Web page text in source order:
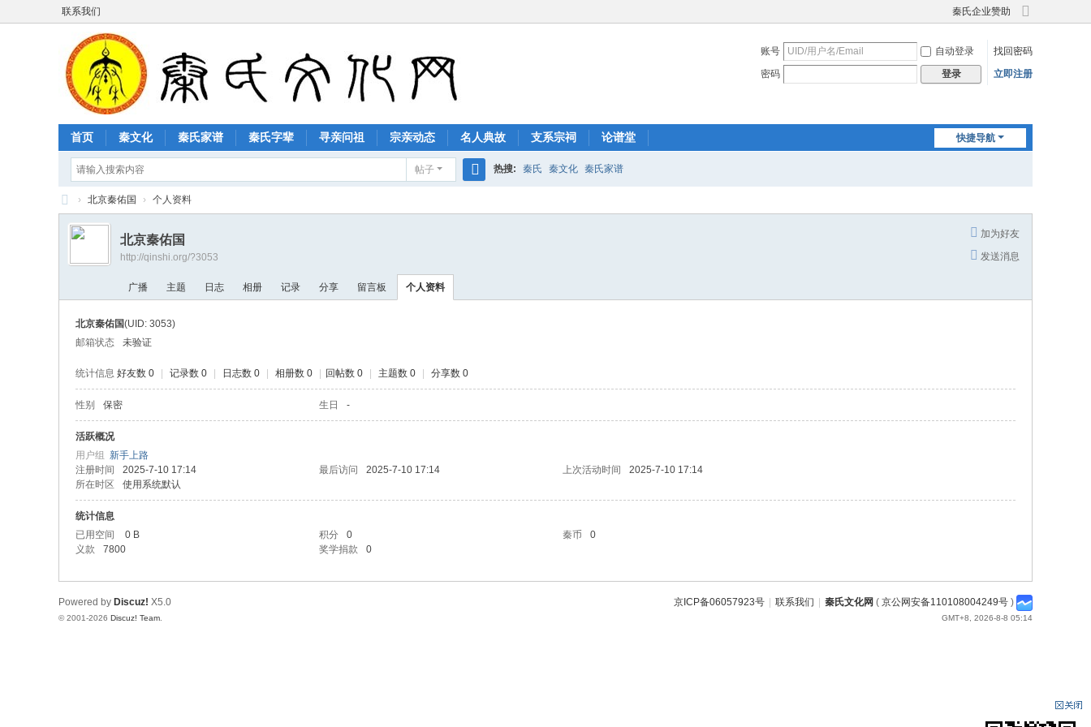
联系我们 秦氏企业赞助
切
到
宽
账号 自动登录
找回密码
密码
登录 立即注册
快捷导航
首页 秦文化 秦氏家谱 秦氏字辈 寻亲问祖 宗亲动态 名人典故 支系宗祠 论谱堂
帖子
索
热搜: 秦氏 秦文化 秦氏家谱
秦
文
› 北京秦佑国 › 个人资料
加为好友
发送消息
北京秦佑国
http://qinshi.org/?3053
广播 主题 日志 相册 记录 分享 留言板 个人资料
北京秦佑国(UID: 3053)
邮箱状态
未验证
统计信息 好友数 0 记录数 0 日志数 0 相册数 0 回帖数 0 主题数 0 分享数 0
性别 保密 生日 -
活跃概况
用户组 新手上路
注册时间
2025-7-10 17:14 最后访问 2025-7-10 17:14 上次活动时间
2025-7-10 17:14
所在时区
使用系统默认
统计信息
已用空间
0 B 积分 0 秦币
0
义款
7800 奖学捐款 0
京ICP备06057923号 联系我们 秦氏文化网 ( 京公网安备110108004249号 )
GMT+8, 2026-8-8 05:14
Powered by Discuz! X5.0
© 2001-2026 Discuz! Team